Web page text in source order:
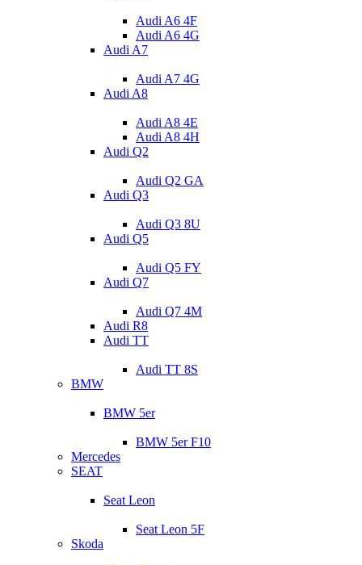
Audi A6 4F
Audi A6 4G
Audi A7
Audi A7 4G
Audi A8
Audi A8 4E
Audi A8 4H
Audi Q2
Audi Q2 GA
Audi Q3
Audi Q3 8U
Audi Q5
Audi Q5 FY
Audi Q7
Audi Q7 4M
Audi R8
Audi TT
Audi TT 8S
BMW
BMW 5er
BMW 5er F10
Mercedes
SEAT
Seat Leon
Seat Leon 5F
Skoda